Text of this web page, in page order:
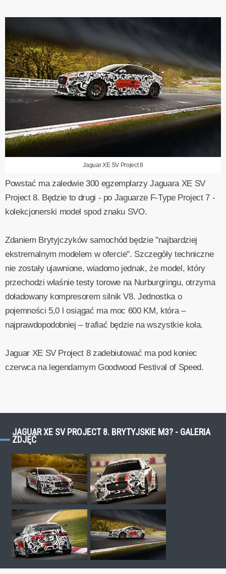
Jaguar XE SV Project 8
Powstać ma zaledwie 300 egzemplarzy Jaguara XE SV
Project 8. Będzie to drugi - po Jaguarze F-Type Project 7 -
kolekcjonerski model spod znaku SVO.
Zdaniem Brytyjczyków samochód będzie "najbardziej
ekstremalnym modelem w ofercie". Szczegóły techniczne
nie zostały ujawnione, wiadomo jednak, że model, który
przechodzi właśnie testy torowe na Nurburgringu, otrzyma
doładowany kompresorem silnik V8. Jednostka o
pojemności 5,0 l osiągać ma moc 600 KM, która –
najprawdopodobniej – trafiać będzie na wszystkie koła.
Jaguar XE SV Project 8 zadebiutować ma pod koniec
czerwca na legendarnym Goodwood Festival of Speed.
JAGUAR XE SV PROJECT 8. BRYTYJSKIE M3? - GALERIA
ZDJĘĆ